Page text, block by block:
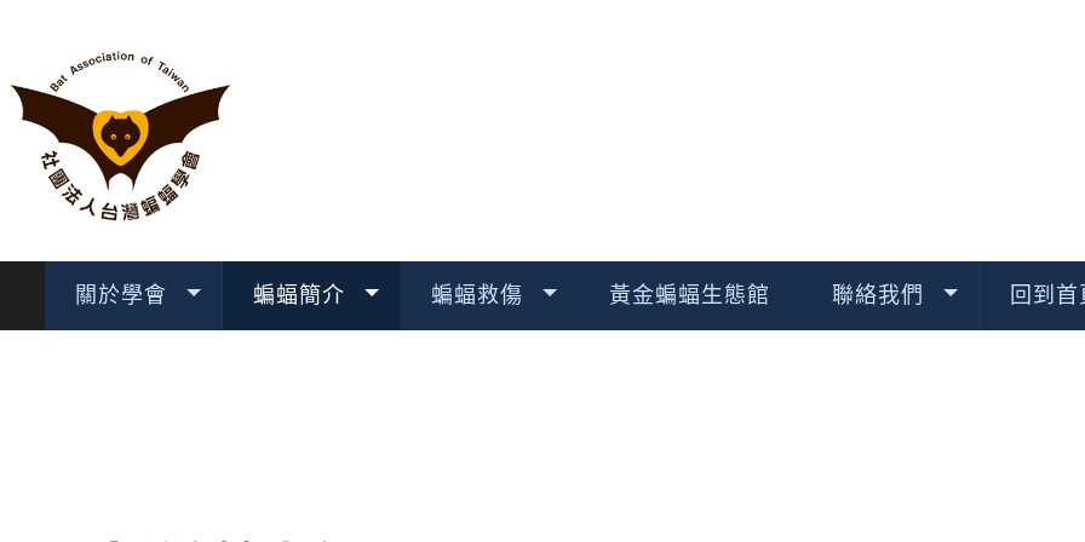
關於學會 蝙蝠簡介 蝙蝠救傷 黃金蝙蝠生態館 聯絡我們 回到首